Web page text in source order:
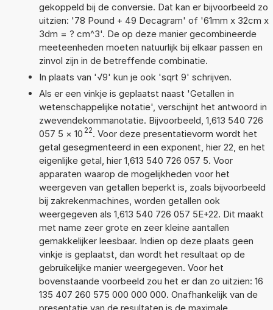
gekoppeld bij de conversie. Dat kan er bijvoorbeeld zo
uitzien: '78 Pound + 49 Decagram' of '61mm x 32cm x
3dm = ? cm^3'. De op deze manier gecombineerde
meeteenheden moeten natuurlijk bij elkaar passen en
zinvol zijn in de betreffende combinatie.
In plaats van '√9' kun je ook 'sqrt 9' schrijven.
Als er een vinkje is geplaatst naast 'Getallen in
wetenschappelijke notatie', verschijnt het antwoord in
zwevendekommanotatie. Bijvoorbeeld, 1,613 540 726
057 5 × 10 22. Voor deze presentatievorm wordt het
getal gesegmenteerd in een exponent, hier 22, en het
eigenlijke getal, hier 1,613 540 726 057 5. Voor
apparaten waarop de mogelijkheden voor het
weergeven van getallen beperkt is, zoals bijvoorbeeld
bij zakrekenmachines, worden getallen ook
weergegeven als 1,613 540 726 057 5E+22. Dit maakt
met name zeer grote en zeer kleine aantallen
gemakkelijker leesbaar. Indien op deze plaats geen
vinkje is geplaatst, dan wordt het resultaat op de
gebruikelijke manier weergegeven. Voor het
bovenstaande voorbeeld zou het er dan zo uitzien: 16
135 407 260 575 000 000 000. Onafhankelijk van de
presentatie van de resultaten is de maximale